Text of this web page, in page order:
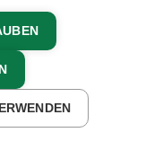
BUCHEN